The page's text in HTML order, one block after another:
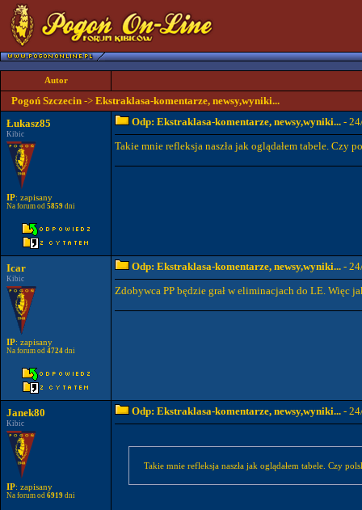
Autor
Pogoń Szczecin -> Ekstraklasa-komentarze, newsy,wyniki...
Łukasz85
Kibic
IP: zapisany
Na forum od 5859 dni
Odp: Ekstraklasa-komentarze, newsy,wyniki... -
Takie mnie refleksja naszła jak oglądałem tabele.
Icar
Kibic
IP: zapisany
Na forum od 4724 dni
Odp: Ekstraklasa-komentarze, newsy,wyniki... -
Zdobywca PP będzie grał w eliminacjach do LE.
Janek80
Kibic
IP: zapisany
Na forum od 6919 dni
Odp: Ekstraklasa-komentarze, newsy,wyniki... -
Takie mnie refleksja naszła jak oglądałem tabele. Czy